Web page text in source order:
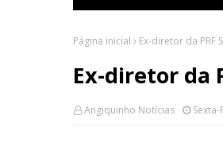
Página inicial Ex-diretor da PRF
Ex-diretor da
Angiquinho Notícias